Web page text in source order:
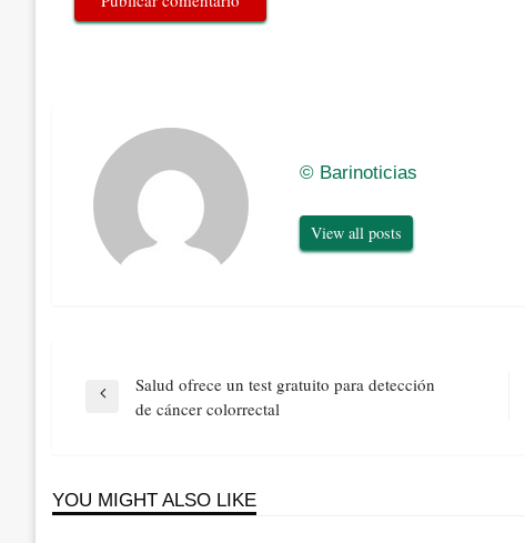
© Barinoticias
View all posts
Navegación
Previous
Salud ofrece un test gratuito para detección
de cáncer colorrectal
YOU MIGHT ALSO LIKE